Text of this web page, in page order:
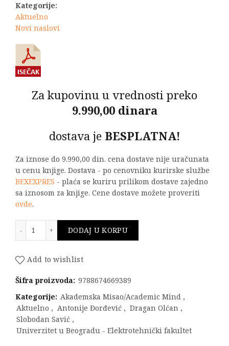
Kategorije:
Aktuelno
Novi naslovi
Za kupovinu u vrednosti preko
9.990,00 dinara
dostava je BESPLATNA!
Za iznose do 9.990,00 din. cena dostave nije uračunata
u cenu knjige. Dostava - po cenovniku kurirske službe
BEXEXPRES - plaća se kuriru prilikom dostave zajedno
sa iznosom za knjige. Cene dostave možete proveriti
ovde.
DODAJ U KORPU
Add to wishlist
Šifra proizvoda: 9788674669389
Kategorije: Akademska Misao/Academic Mind ,
Aktuelno , Antonije Đorđević , Dragan Olćan ,
Slobodan Savić ,
Univerzitet u Beogradu - Elektrotehnički fakultet